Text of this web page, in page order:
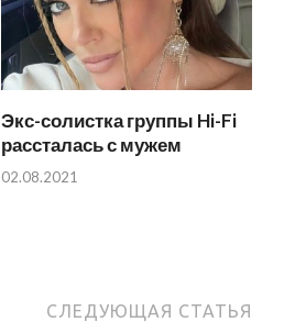
Экс-солистка группы Hi-Fi
рассталась с мужем
02.08.2021
СЛЕДУЮЩАЯ СТАТЬЯ